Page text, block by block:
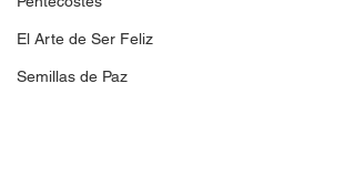
El Arte de Ser Feliz
Semillas de Paz